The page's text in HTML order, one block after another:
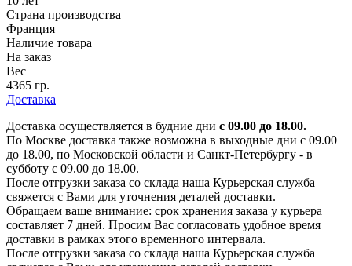
Страна производства
Франция
Наличие товара
На заказ
Вес
4365 гр.
Доставка
Доставка осуществляется в будние дни с 09.00 до 18.00.
По Москве доставка также возможна в выходные дни с 09.00
до 18.00, по Московской области и Санкт-Петербургу - в
субботу с 09.00 до 18.00.
После отгрузки заказа со склада наша Курьерская служба
свяжется с Вами для уточнения деталей доставки.
Обращаем ваше внимание: срок хранения заказа у курьера
составляет 7 дней. Просим Вас согласовать удобное время
доставки в рамках этого временного интервала.
После отгрузки заказа со склада наша Курьерская служба